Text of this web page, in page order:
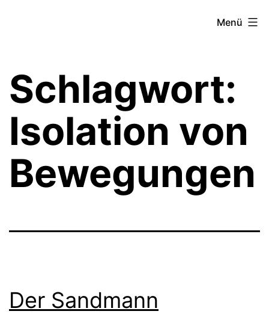
Menü
Schlagwort:
Isolation von
Bewegungen
Der Sandmann